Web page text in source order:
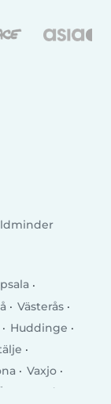
Västerås
Huddinge
Vaxjo
Östersund